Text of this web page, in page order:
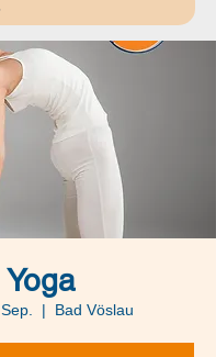
Yoga
  |
Bad Vöslau